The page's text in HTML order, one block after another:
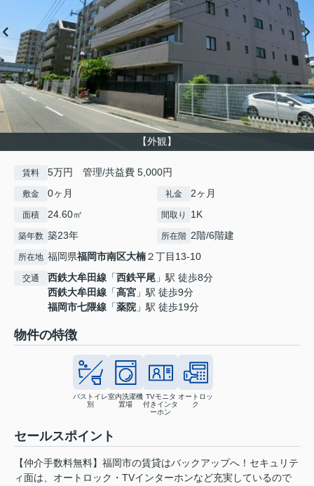
【外観】
賃料 5万円 管理/共益費 5,000円
敷金 0ヶ月 礼金 2ヶ月
面積 24.60㎡ 間取り 1K
築年数 築23年 所在階 2階/6階建
所在地 福岡県福岡市南区大楠２丁目13-10
交通 西鉄大牟田線 「西鉄平尾 」駅 徒歩8分
西鉄大牟田線 「高宮 」駅 徒歩9分
福岡市七隈線 「薬院 」駅 徒歩19分
物件の特徴
バストイレ
別
室内洗濯機
置場
TVモニタ
付きインタ
ーホン
オートロッ
ク
セールスポイント
【仲介手数料無料】福岡市の賃貸はバックアップへ！セキュリテ
ィ面は、オートロック・TVインターホンなど充実しているので